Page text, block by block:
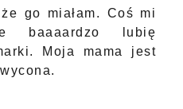
go miałam. Coś mi
baaaardzo lubię
Moja mama jest